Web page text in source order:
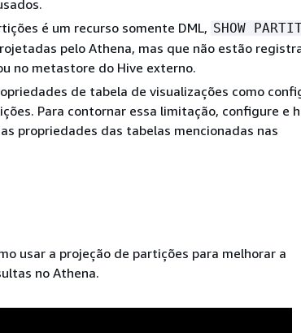
é um recurso somente DML, SHOW
pelo Athena, mas que não estão
no metastore do Hive externo.
de tabela de visualizações como
Para contornar essa limitação, configure e
propriedades das tabelas mencionadas nas
usar a projeção de partições para melhorar a
no Athena.